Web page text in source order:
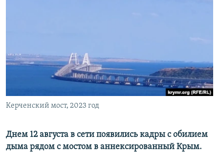
ELIFBE
УКРАИНСКАЯ ПРОБЛЕМА КРЫМА
Керченский мост, 2023 год
Днем 12 августа в сети появились кадры с обилием
дыма рядом с мостом в аннексированный Крым.